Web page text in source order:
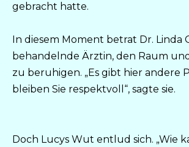
gebracht hatte.
In diesem Moment betrat Dr. Linda
behandelnde Ärztin, den Raum
zu beruhigen. „Es gibt hier andere
bleiben Sie respektvoll“, sagte sie.
Doch Lucys Wut entlud sich. „Wie